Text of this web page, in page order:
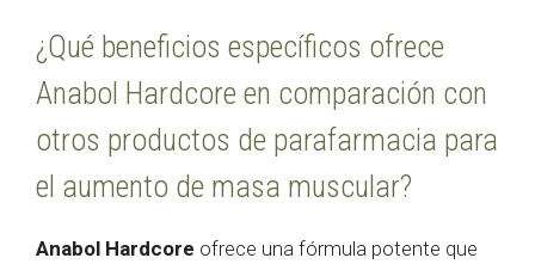
¿Qué beneficios específicos ofrece
Anabol Hardcore en comparación con
otros productos de parafarmacia para
el aumento de masa muscular?
Anabol Hardcore ofrece una fórmula potente que